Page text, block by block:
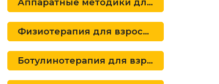
Аппаратные методики для взрослых
Физиотерапия для взрослых пациентов
Ботулинотерапия для взрослых